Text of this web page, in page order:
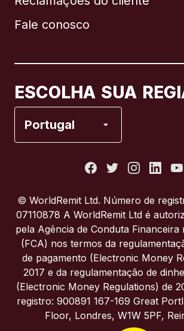
Fale conosco
ESCOLHA SUA
Portugal
Itália
Portugal
Reino Unido
© WorldRemit Ltd. Número de
07110878 A WorldRemit Ltd é
pela Agência de Conduta Financeira
(FCA) nos termos da
de pagamento (Electronic Money
2017 e da regulamentação de
(Electronic Money Regulations) de
registro: 900891 167-169 Great
Floor, Londres, W1W 5PF,